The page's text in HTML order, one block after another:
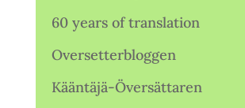
60 years of translation
Oversetterbloggen
Kääntäjä-Översättaren